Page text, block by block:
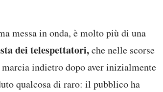
messa in onda, è molto più di una
dei telespettatori,che nelle scorse
indietro dopo aver inizialmente
qualcosa di raro: il pubblico ha